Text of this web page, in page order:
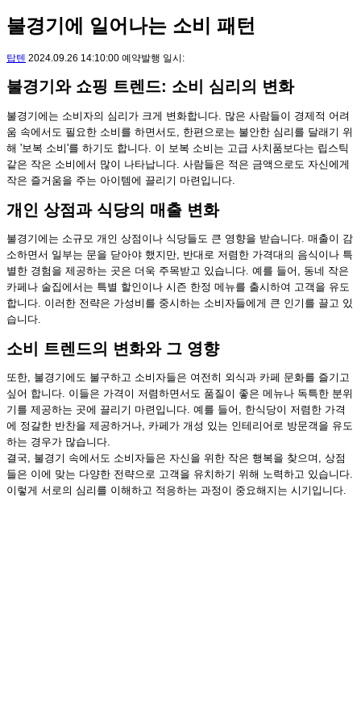
불경기에 일어나는 소비 패턴
탑텐 2024.09.26 14:10:00 예약발행 일시:
불경기와 쇼핑 트렌드: 소비 심리의 변화
불경기에는 소비자의 심리가 크게 변화합니다. 많은 사람들이 경제적 어려
움 속에서도 필요한 소비를 하면서도, 한편으로는 불안한 심리를 달래기 위
해 '보복 소비'를 하기도 합니다. 이 보복 소비는 고급 사치품보다는 립스틱
같은 작은 소비에서 많이 나타납니다. 사람들은 적은 금액으로도 자신에게
작은 즐거움을 주는 아이템에 끌리기 마련입니다.
개인 상점과 식당의 매출 변화
불경기에는 소규모 개인 상점이나 식당들도 큰 영향을 받습니다. 매출이 감
소하면서 일부는 문을 닫아야 했지만, 반대로 저렴한 가격대의 음식이나 특
별한 경험을 제공하는 곳은 더욱 주목받고 있습니다. 예를 들어, 동네 작은
카페나 술집에서는 특별 할인이나 시즌 한정 메뉴를 출시하여 고객을 유도
합니다. 이러한 전략은 가성비를 중시하는 소비자들에게 큰 인기를 끌고 있
습니다.
소비 트렌드의 변화와 그 영향
또한, 불경기에도 불구하고 소비자들은 여전히 외식과 카페 문화를 즐기고
싶어 합니다. 이들은 가격이 저렴하면서도 품질이 좋은 메뉴나 독특한 분위
기를 제공하는 곳에 끌리기 마련입니다. 예를 들어, 한식당이 저렴한 가격
에 정갈한 반찬을 제공하거나, 카페가 개성 있는 인테리어로 방문객을 유도
하는 경우가 많습니다.
결국, 불경기 속에서도 소비자들은 자신을 위한 작은 행복을 찾으며, 상점
들은 이에 맞는 다양한 전략으로 고객을 유치하기 위해 노력하고 있습니다.
이렇게 서로의 심리를 이해하고 적응하는 과정이 중요해지는 시기입니다.